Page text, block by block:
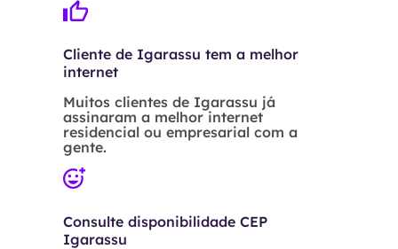
Cliente de Igarassu tem a melhor
internet
Muitos clientes de Igarassu já
assinaram a melhor internet
residencial ou empresarial com a
gente.
Consulte disponibilidade CEP
Igarassu